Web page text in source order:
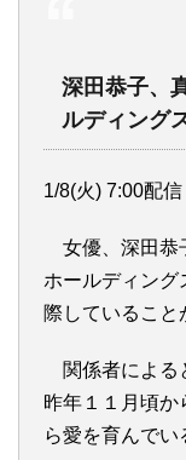
深田恭子、
ルディング
1/8(火) 7:00配信
女優、深田恭
ホールディング
際していること
関係者による
昨年１１月頃か
ら愛を育んでい